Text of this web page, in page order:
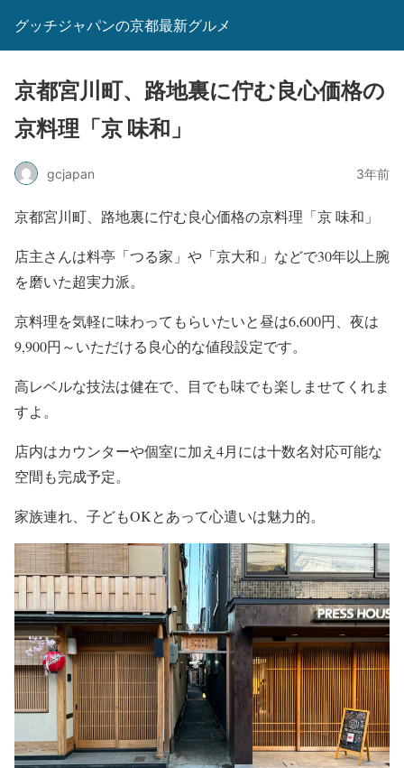
グッチジャパンの京都最新グルメ
京都宮川町、路地裏に佇む良心価格の
京料理「京 味和」
gcjapan 3年前
京都宮川町、路地裏に佇む良心価格の京料理「京 味和」
店主さんは料亭「つる家」や「京大和」などで30年以上腕
を磨いた超実力派。
京料理を気軽に味わってもらいたいと昼は6,600円、夜は
9,900円～いただける良心的な値段設定です。
高レベルな技法は健在で、目でも味でも楽しませてくれま
すよ。
店内はカウンターや個室に加え4月には十数名対応可能な
空間も完成予定。
家族連れ、子どもOKとあって心遣いは魅力的。